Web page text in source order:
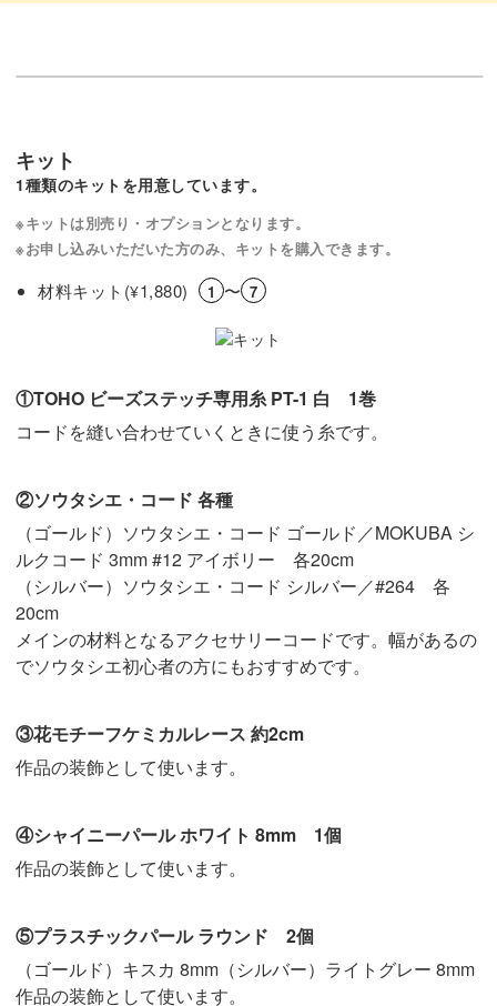
キット
1種類のキットを用意しています。
※キットは別売り・オプションとなります。
※お申し込みいただいた方のみ、キットを購入できます。
材料キット(¥1,880) 1 〜 7
①TOHO ビーズステッチ専用糸 PT-1 白 1巻
コードを縫い合わせていくときに使う糸です。
②ソウタシエ・コード 各種
（ゴールド）ソウタシエ・コード ゴールド／MOKUBA シ
ルクコード 3mm #12 アイボリー 各20cm
（シルバー）ソウタシエ・コード シルバー／#264 各
20cm
メインの材料となるアクセサリーコードです。幅があるの
でソウタシエ初心者の方にもおすすめです。
③花モチーフケミカルレース 約2cm
作品の装飾として使います。
④シャイニーパール ホワイト 8mm 1個
作品の装飾として使います。
⑤プラスチックパール ラウンド 2個
（ゴールド）キスカ 8mm（シルバー）ライトグレー 8mm
作品の装飾として使います。